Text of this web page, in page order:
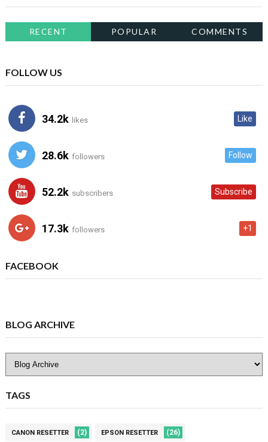
RECENT POPULAR COMMENTS
FOLLOW US
34.2k likes Like
28.6k followers Follow
52.2k subscribers Subscribe
17.3k followers +1
FACEBOOK
BLOG ARCHIVE
TAGS
CANON RESETTER (2) EPSON RESETTER (26)